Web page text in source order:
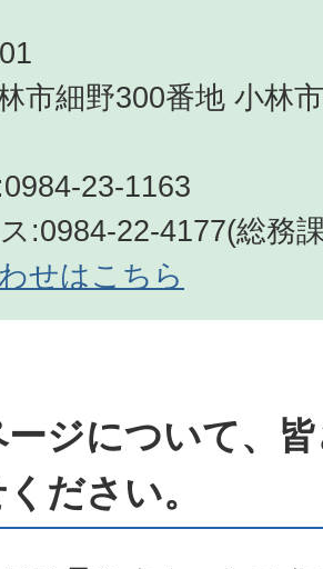
市細野300番地 小林
23-1163
:0984-22-4177(総務
せはこちら
ージについて、
ださい。